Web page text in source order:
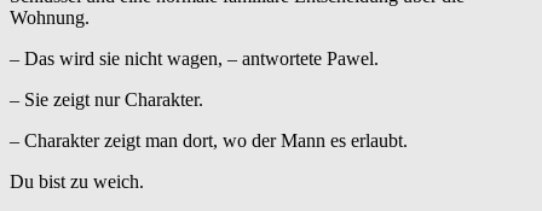
Wohnung.
– Das wird sie nicht wagen, – antwortete Pawel.
– Sie zeigt nur Charakter.
– Charakter zeigt man dort, wo der Mann es erlaubt.
Du bist zu weich.